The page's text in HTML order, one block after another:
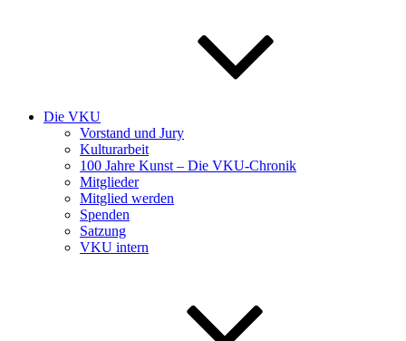
Die VKU
Vorstand und Jury
Kulturarbeit
100 Jahre Kunst – Die VKU-Chronik
Mitglieder
Mitglied werden
Spenden
Satzung
VKU intern